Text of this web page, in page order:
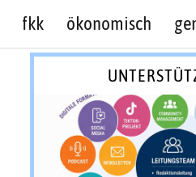
fkk ökonomisch